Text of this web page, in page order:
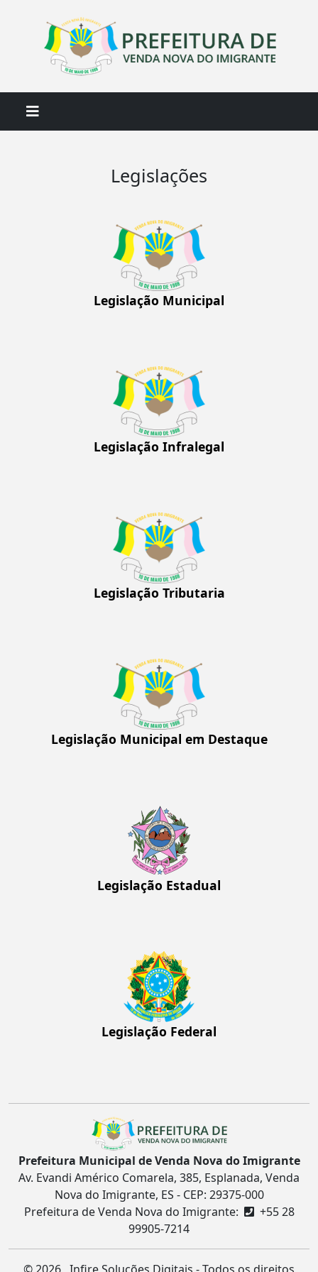
Legislações
Legislação Municipal
Legislação Infralegal
Legislação Tributaria
Legislação Municipal em Destaque
Legislação Estadual
Legislação Federal
Prefeitura Municipal de Venda Nova do Imigrante
Av. Evandi Américo Comarela, 385, Esplanada, Venda
Nova do Imigrante, ES - CEP: 29375-000
Prefeitura de Venda Nova do Imigrante:
+55 28
99905-7214